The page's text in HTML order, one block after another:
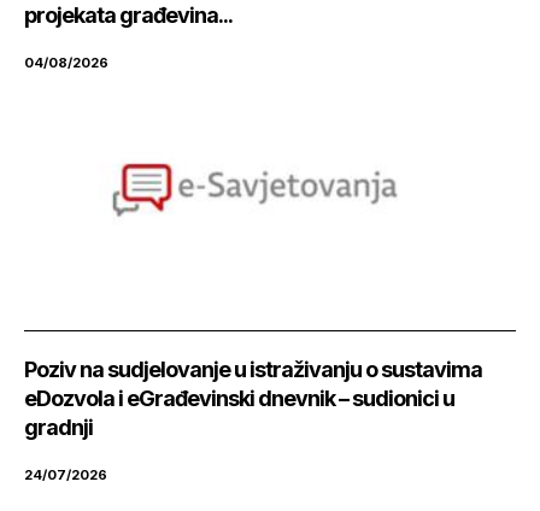
projekata građevina...
04/08/2026
Poziv na sudjelovanje u istraživanju o sustavima
eDozvola i eGrađevinski dnevnik – sudionici u
gradnji
24/07/2026